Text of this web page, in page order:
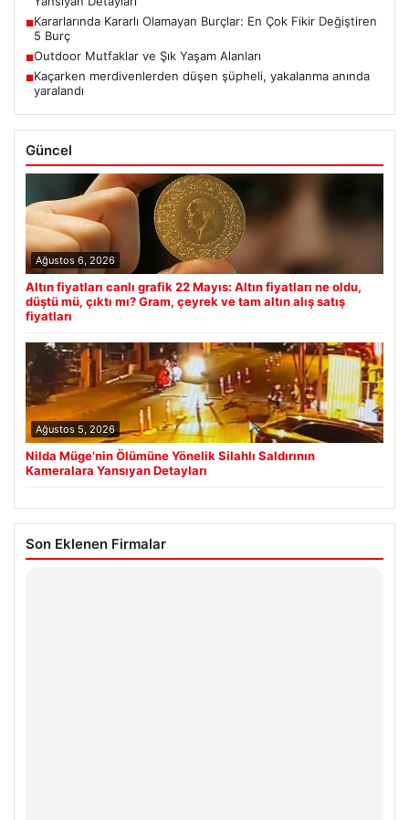
■Kararlarında Kararlı Olamayan Burçlar: En Çok Fikir Değiştiren
5 Burç
■Outdoor Mutfaklar ve Şık Yaşam Alanları
■Kaçarken merdivenlerden düşen şüpheli, yakalanma anında
yaralandı
Güncel
Ağustos 6, 2026
Altın fiyatları canlı grafik 22 Mayıs: Altın fiyatları ne oldu,
düştü mü, çıktı mı? Gram, çeyrek ve tam altın alış satış
fiyatları
Ağustos 5, 2026
Nilda Müge’nin Ölümüne Yönelik Silahlı Saldırının
Kameralara Yansıyan Detayları
Son Eklenen Firmalar